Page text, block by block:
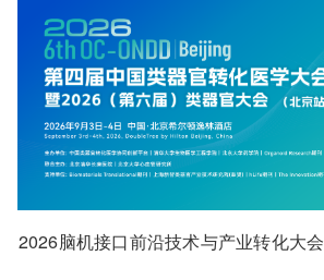
2026脑机接口前沿技术与产业转化大会